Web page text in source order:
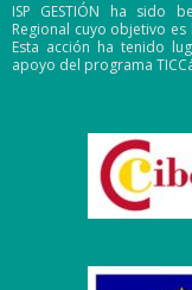
ISP GESTIÓN ha sido
Regional cuyo objetivo
Esta acción ha tenido
apoyo del programa